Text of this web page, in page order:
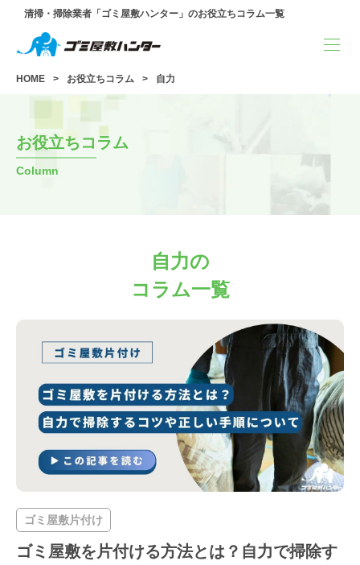
清掃・掃除業者「ゴミ屋敷ハンター」のお役立ちコラム一覧
HOME お役立ちコラム 自力
お役立ちコラム
Column
自力の
コラム一覧
ゴミ屋敷片付け
ゴミ屋敷を片付ける方法とは？自力で掃除す